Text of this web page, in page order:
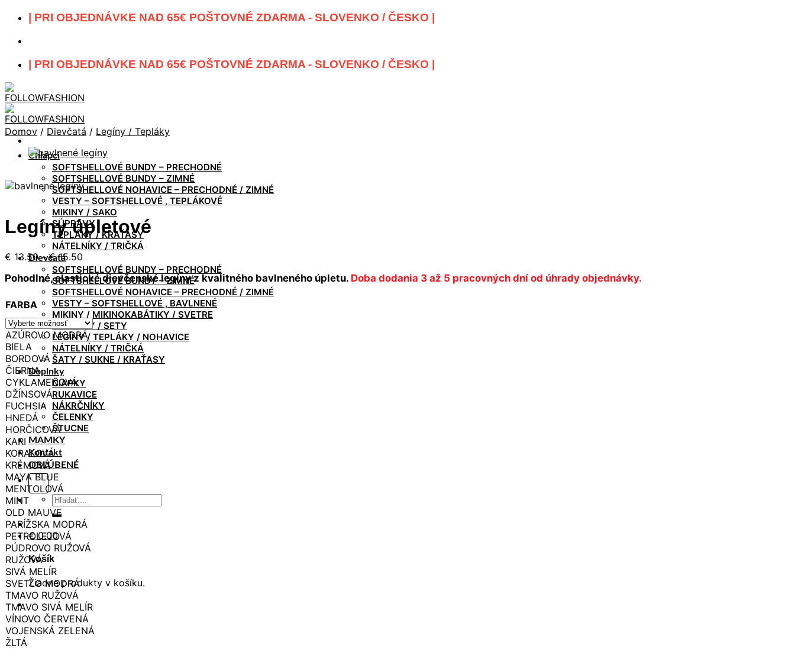
Skip
content
| PRI OBJEDNÁVKE NAD 65€ POŠTOVNÉ ZDARMA - SLOVENKO / ČESKO |
| PRI OBJEDNÁVKE NAD 65€ POŠTOVNÉ ZDARMA - SLOVENKO / ČESKO |
Chlapci
SOFTSHELLOVÉ BUNDY – PRECHODNÉ
SOFTSHELLOVÉ BUNDY – ZIMNÉ
SOFTSHELLOVÉ NOHAVICE – PRECHODNÉ / ZIMNÉ
VESTY – SOFTSHELLOVÉ , TEPLÁKOVÉ
MIKINY / SAKO
SÚPRAVY
TEPLÁKY / KRAŤASY
NÁTELNÍKY / TRIČKÁ
Dievčatá
SOFTSHELLOVÉ BUNDY – PRECHODNÉ
SOFTSHELLOVÉ BUNDY – ZIMNÉ
SOFTSHELLOVÉ NOHAVICE – PRECHODNÉ / ZIMNÉ
VESTY – SOFTSHELLOVÉ , BAVLNENÉ
MIKINY / MIKINOKABÁTIKY / SVETRE
SÚPRAVY / SETY
LEGÍNY / TEPLÁKY / NOHAVICE
NÁTELNÍKY / TRIČKÁ
ŠATY / SUKNE / KRAŤASY
Doplnky
ČIAPKY
RUKAVICE
NÁKRČNÍKY
ČELENKY
ŠTUCNE
MAMKY
Kontakt
OBĽÚBENÉ
Hľadať:
€0.00
Košík
Žiadne produkty v košíku.
Domov / Dievčatá / Legíny / Tepláky
Legíny úpletové
€ 13.50 – €15.50
range:
€ 13.50
through
€ 15.50
Pohodlné, elastické dievčenské legíny zkvalitného bavlneného úpletu. Doba dodania 3 až 5 pracovných dní od úhrady objednávky.
FARBA
AZÚROVO MODRÁ
BIELA
BORDOVÁ
ČIERNA
CYKLAMENOVÁ
DŽÍNSOVÁ
FUCHSIA
HNEDÁ
HORČICOVÁ
KARI
KORALOVÁ
KRÉMOVÁ
MAYA BLUE
MENTOLOVÁ
MINT
OLD MAUVE
PARÍŽSKA MODRÁ
PETROLEJOVÁ
PÚDROVO RUŽOVÁ
RUŽOVÁ
SIVÁ MELÍR
SVETLO MODRÁ
TMAVO RUŽOVÁ
TMAVO SIVÁ MELÍR
VÍNOVO ČERVENÁ
VOJENSKÁ ZELENÁ
ŽLTÁ